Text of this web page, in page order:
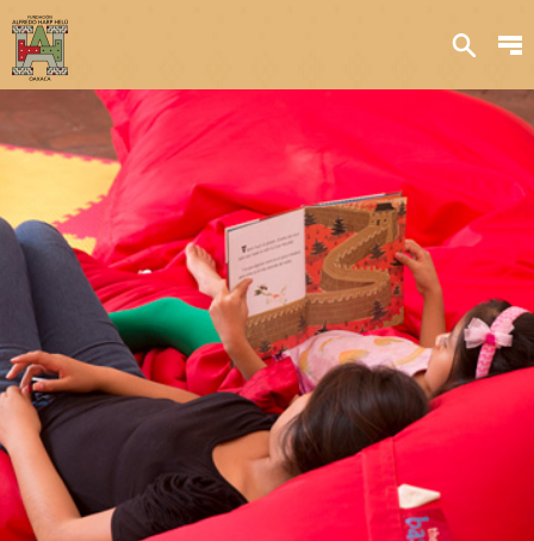
Sobre nosotros
Transparencia
Qué hacemos
Iniciativas
Acervos y
colecciones